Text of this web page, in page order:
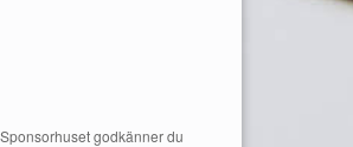
godkänner du